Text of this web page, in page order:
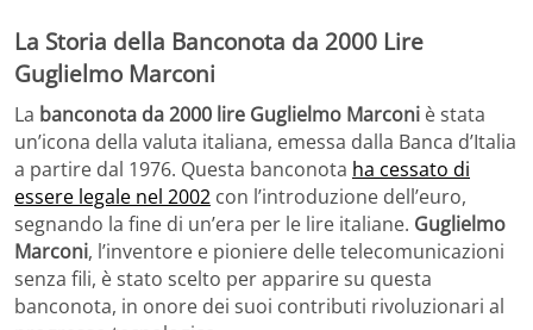
La Storia della Banconota da 2000 Lire
Guglielmo Marconi
La banconota da 2000 lire Guglielmo Marconi è stata
un’icona della valuta italiana, emessa dalla Banca d’Italia
a partire dal 1976. Questa banconota ha cessato di
essere legale nel 2002 con l’introduzione dell’euro,
segnando la fine di un’era per le lire italiane. Guglielmo
Marconi, l’inventore e pioniere delle telecomunicazioni
senza fili, è stato scelto per apparire su questa
banconota, in onore dei suoi contributi rivoluzionari al